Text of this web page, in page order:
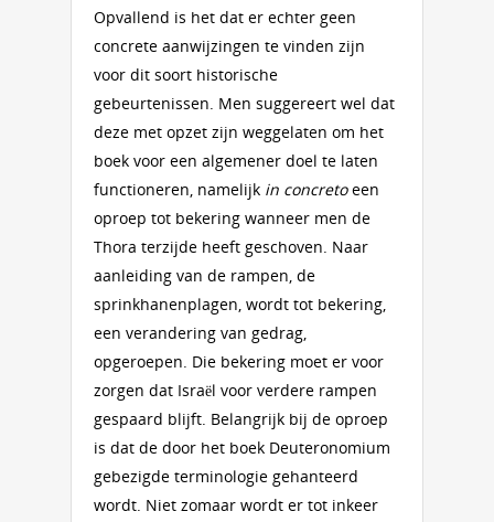
Opvallend is het dat er echter geen
concrete aanwijzingen te vinden zijn
voor dit soort historische
gebeurtenissen. Men suggereert wel dat
deze met opzet zijn weggelaten om het
boek voor een algemener doel te laten
functioneren, namelijk in concretoeen
oproep tot bekering wanneer men de
Thora terzijde heeft geschoven. Naar
aanleiding van de rampen, de
sprinkhanenplagen, wordt tot bekering,
een verandering van gedrag,
opgeroepen. Die bekering moet er voor
zorgen dat Israël voor verdere rampen
gespaard blijft. Belangrijk bij de oproep
is dat de door het boek Deuteronomium
gebezigde terminologie gehanteerd
wordt. Niet zomaar wordt er tot inkeer